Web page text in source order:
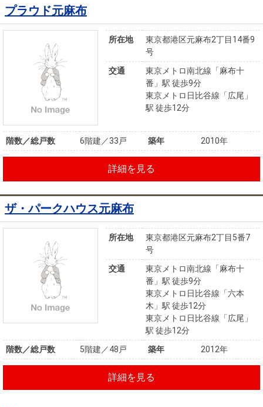
プラウド元麻布
所在地
東京都港区元麻布2丁目14番9
号
交通
東京メトロ南北線「麻布十
番」駅 徒歩9分
東京メトロ日比谷線「広尾」
駅 徒歩12分
階数／総戸数 6階建／33戸 築年 2010年
詳細を見る
ザ・パークハウス元麻布
所在地
東京都港区元麻布2丁目5番7
号
交通
東京メトロ南北線「麻布十
番」駅 徒歩9分
東京メトロ日比谷線「六本
木」駅 徒歩12分
東京メトロ日比谷線「広尾」
駅 徒歩12分
階数／総戸数
5階建／48戸 築年 2012年
詳細を見る